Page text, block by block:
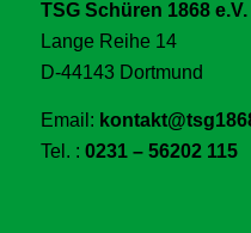
TSG Schüren 1868 e.V.
Lange Reihe 14
D-44143 Dortmund
Email:
Tel. : 0231 – 56202 115